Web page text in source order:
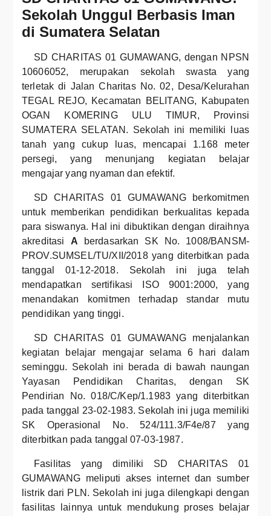
Sekolah Unggul Berbasis Iman
di Sumatera Selatan
SD CHARITAS 01 GUMAWANG, dengan NPSN
10606052, merupakan sekolah swasta yang
terletak di Jalan Charitas No. 02, Desa/Kelurahan
TEGAL REJO, Kecamatan BELITANG, Kabupaten
OGAN KOMERING ULU TIMUR, Provinsi
SUMATERA SELATAN. Sekolah ini memiliki luas
tanah yang cukup luas, mencapai 1.168 meter
persegi, yang menunjang kegiatan belajar
mengajar yang nyaman dan efektif.
SD CHARITAS 01 GUMAWANG berkomitmen
untuk memberikan pendidikan berkualitas kepada
para siswanya. Hal ini dibuktikan dengan diraihnya
akreditasi A berdasarkan SK No. 1008/BANSM-
PROV.SUMSEL/TU/XII/2018 yang diterbitkan pada
tanggal 01-12-2018. Sekolah ini juga telah
mendapatkan sertifikasi ISO 9001:2000, yang
menandakan komitmen terhadap standar mutu
pendidikan yang tinggi.
SD CHARITAS 01 GUMAWANG menjalankan
kegiatan belajar mengajar selama 6 hari dalam
seminggu. Sekolah ini berada di bawah naungan
Yayasan Pendidikan Charitas, dengan SK
Pendirian No. 018/C/Kep/1.1983 yang diterbitkan
pada tanggal 23-02-1983. Sekolah ini juga memiliki
SK Operasional No. 524/111.3/F4e/87 yang
diterbitkan pada tanggal 07-03-1987.
Fasilitas yang dimiliki SD CHARITAS 01
GUMAWANG meliputi akses internet dan sumber
listrik dari PLN. Sekolah ini juga dilengkapi dengan
fasilitas lainnya untuk mendukung proses belajar